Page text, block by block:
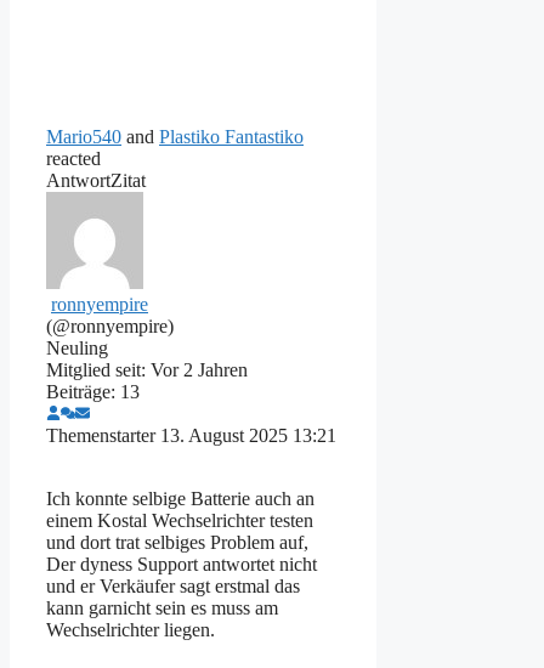
Mario540 and Plastiko Fantastiko
reacted
AntwortZitat
ronnyempire
(@ronnyempire)
Neuling
Mitglied seit: Vor 2 Jahren
Beiträge: 13
Themenstarter 13. August 2025 13:21
Ich konnte selbige Batterie auch an
einem Kostal Wechselrichter testen
und dort trat selbiges Problem auf,
Der dyness Support antwortet nicht
und er Verkäufer sagt erstmal das
kann garnicht sein es muss am
Wechselrichter liegen.